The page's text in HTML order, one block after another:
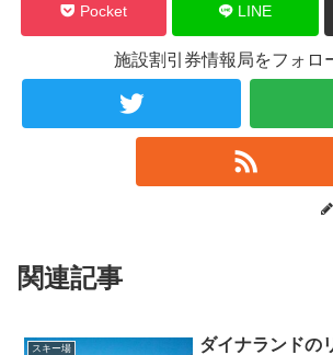
Pocket LINE
施設割引券情報局をフォロ
関連記事
スキー場
ダイナランドの